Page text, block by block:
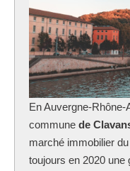
En Auvergne-
commune de
marché immobilier
toujours en 2020